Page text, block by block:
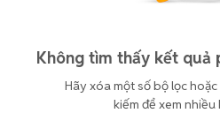
Không tìm thấy kết quả
Hãy xóa một số bộ lọc
kiếm để xem nhiều